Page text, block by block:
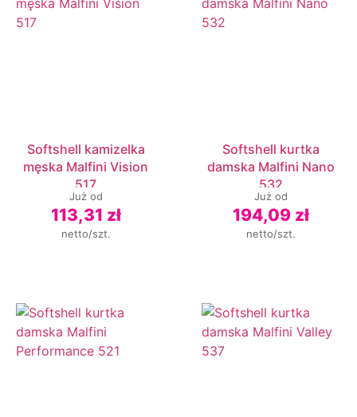
Softshell kamizelka
męska Malfini Vision
517
Już od
113,31 zł
netto/szt.
Softshell kurtka
damska Malfini Nano
532
Już od
194,09 zł
netto/szt.